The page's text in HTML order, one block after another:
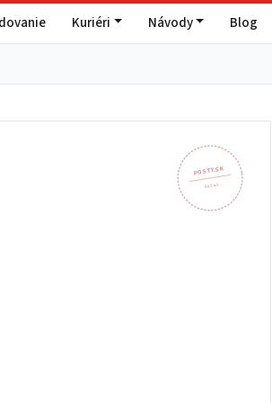
Kuriéri Návody Blog
POSTY.SK
082 43